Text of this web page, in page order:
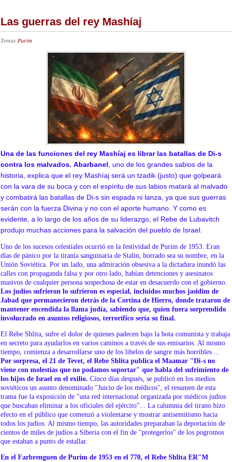
Las guerras del rey Mashíaj
Temas Purim
Una de las funciones del rey Mashíaj es librar las batallas de Di-s
contra los malvados. Abarbanel , uno de los grandes sabios de la
historia, explica que el rey Mashíaj será un tzadik (justo) que golpeará
con la vara de su boca y con el espíritu de sus labios matará al malvado
y combatirá las batallas de Di-s sin espada ni lanza, ya que sus guerras
serán con la fuerza Divina y no con el aporte humano. Y como es
evidente, a lo largo de los años de su liderazgo, el Rebe de Lubavitch
produjo muchas acciones para la salvación del pueblo de Israel.
Uno de los sucesos celestiales ocurrió en la festividad de Purim de 1953. Eran
días de pánico por la tiranía sanguinaria de Stalin, borrado sea su nombre, en la
Unión Soviética. Por un lado, una admiración obsesiva a la dictadura inundó las
calles con propaganda falsa y por otro lado, habían detenciones y asesinatos
masivos de cualquier persona sospechosa de estar en desacuerdo con el gobierno.
Los judíos sufrieron lo sufrieron es especial, incluidos muchos jasidim de
Jabad que permanecieron detrás de la Cortina de Hierro, donde trataron de
mantener encendida la llama judía, sabiendo que, quien fuera sorprendido
involucrado en asuntos religiosos, terrorífico sería su final.
El Rebe Shlita, sufre el dolor de quienes padecen bajo la bota comunista y trabaja
en secreto para ayudarlos en varios caminos a través de sus emisarios. Al mismo
tiempo, comienza a desarrollarse uno de los libelos de sangre más horribles ...
Por sorpresa, el 21 de Tevet, el Rebe Shlita publica el Maamar "Di-s no
viene con molestias que no podamos soportar" que habla del sufrimiento de
los hijos de Israel en el exilio. Cinco días después, se publicó en los medios
soviéticos un asunto denominado "Juicio de los médicos", el resumen de esta
trama fue la exposición de "una red internacional organizada por médicos judíos
que buscaban eliminar a los oficiales del ejército"... La calumnia del tirano hizo
efecto en el público que comenzó a violentarse y mostrar antisemitismo hacia
todos los judíos. Al mismo tiempo, las autoridades preparaban la deportación de
cientos de miles de judíos a Siberia con el fin de "protegerlos" de los pogromos
que estaban a punto de estallar.
En el Farbrenguen de Purim de 1953 en el 770, el Rebe Shlita ER"M